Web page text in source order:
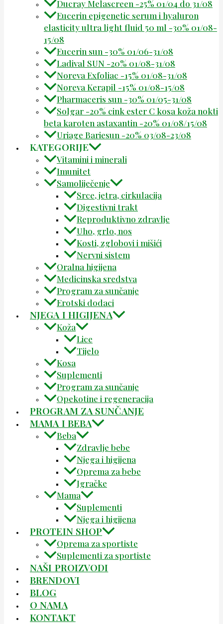
Ducray Melascreen -25% 01/04 do 31/08
Eucerin epigenetic serum i hyaluron
elasticity ultra light fluid 50 ml -30% 01/08-
15/08
Eucerin sun -30% 01/06-31/08
Ladival SUN -20% 01/08-31/08
Noreva Exfoliac -15% 01/08-31/08
Noreva Kerapil -15% 01/08-15/08
Pharmaceris sun -30% 01/05-31/08
Solgar -20% cink ester C kosa koža nokti
beta karoten astaxantin -20% 01/08/15/08
Uriage Bariesun -20% 03/08-23/08
KATEGORIJE
Vitamini i minerali
Imunitet
Samoliječenje
Srce, jetra, cirkulacija
Digestivni trakt
Reproduktivno zdravlje
Uho, grlo, nos
Kosti, zglobovi i mišići
Nervni sistem
Oralna higijena
Medicinska sredstva
Program za sunčanje
Erotski dodaci
NJEGA I HIGIJENA
Koža
Lice
Tijelo
Kosa
Suplementi
Program za sunčanje
Opekotine i regeneracija
PROGRAM ZA SUNČANJE
MAMA I BEBA
Beba
Zdravlje bebe
Njega i higijena
Oprema za bebe
Igračke
Mama
Suplementi
Njega i higijena
PROTEIN SHOP
Oprema za sportiste
Suplementi za sportiste
NAŠI PROIZVODI
BRENDOVI
BLOG
O NAMA
KONTAKT